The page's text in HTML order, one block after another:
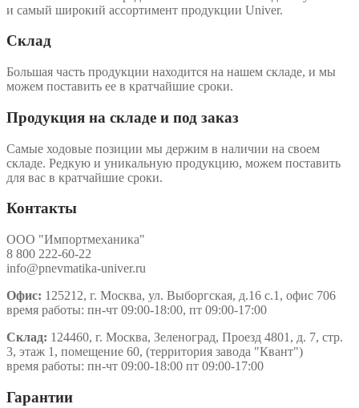
и самый широкий ассортимент продукции Univer.
Склад
Большая часть продукции находится на нашем складе, и мы
можем поставить ее в кратчайшие сроки.
Продукция на складе и под заказ
Самые ходовые позиции мы держим в наличии на своем
складе. Редкую и уникальную продукцию, можем поставить
для вас в кратчайшие сроки.
Контакты
ООО "Импортмеханика"
8 800 222-60-22
info@pnevmatika-univer.ru
Офис: 125212, г. Москва, ул. Выборгская, д.16 с.1, офис 706
время работы: пн-чт 09:00-18:00, пт 09:00-17:00
Склад: 124460, г. Москва, Зеленоград, Проезд 4801, д. 7, стр.
3, этаж 1, помещение 60, (территория завода "Квант")
время работы: пн-чт 09:00-18:00 пт 09:00-17:00
Гарантии